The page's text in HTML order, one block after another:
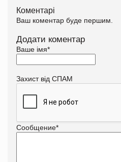
Коментарі
Ваш коментар буде першим.
Додати коментар
Ваше імя*
Захист від СПАМ
Сообщение*